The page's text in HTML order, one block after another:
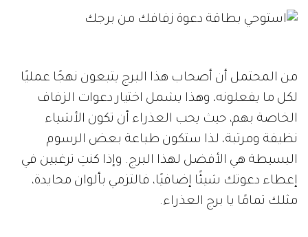
من المحتمل أن أصحاب هذا البرج يتبعون نهجًا عمليًا
لكل ما يفعلونه، وهذا يشمل اختيار دعوات الزفاف
الخاصة بهم، حيث يحب العذراء أن تكون الأشياء
نظيفة ومرتبة، لذا ستكون طباعة بعض الرسوم
البسيطة هي الأفضل لهذا البرج. وإذا كنتِ ترغبين في
إعطاء دعوتك شيئًا إضافيًا، فالتزمي بألوان محايدة،
مثلك تمامًا يا برج العذراء.